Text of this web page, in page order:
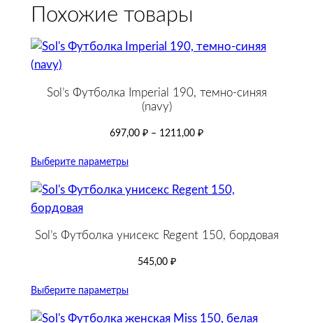
Похожие товары
Sol’s Футболка Imperial 190, темно-синяя
(navy)
697,00 ₽ – 1211,00 ₽
Выберите параметры
Sol’s Футболка унисекс Regent 150, бордовая
545,00 ₽
Выберите параметры